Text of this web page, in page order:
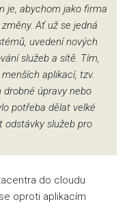
je, abychom jako firma
Ať už se jedná
uvedení nových
služeb a sítě. Tím,
aplikací, tzv.
úpravy nebo
potřeba dělat velké
odstávky služeb pro
do cloudu
oproti aplikacím